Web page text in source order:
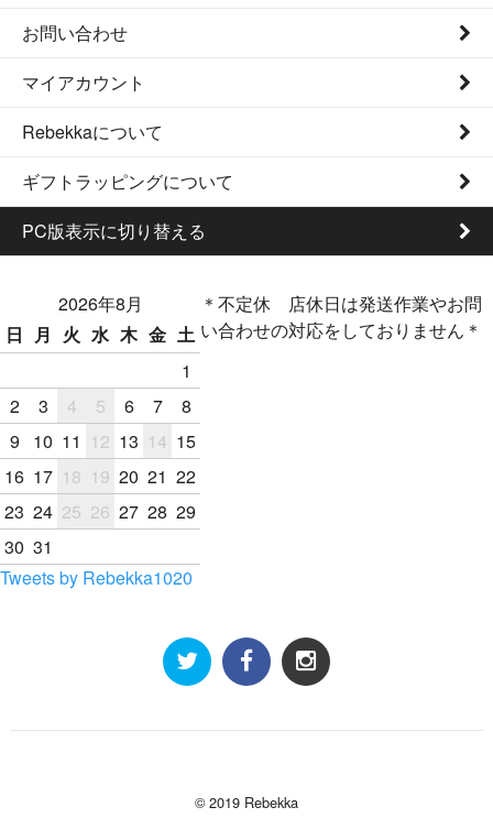
お問い合わせ
マイアカウント
Rebekkaについて
ギフトラッピングについて
PC版表示に切り替える
2026年8月
日
月 火 水 木 金 土
1
2
3 4 5 6 7
8
9
10 11 12 13 14 15
16 17 18 19 20 21 22
23 24 25 26 27 28 29
30 31
＊不定休 店休日は発送作業やお問
い合わせの対応をしておりません＊
Tweets by Rebekka1020
© 2019 Rebekka